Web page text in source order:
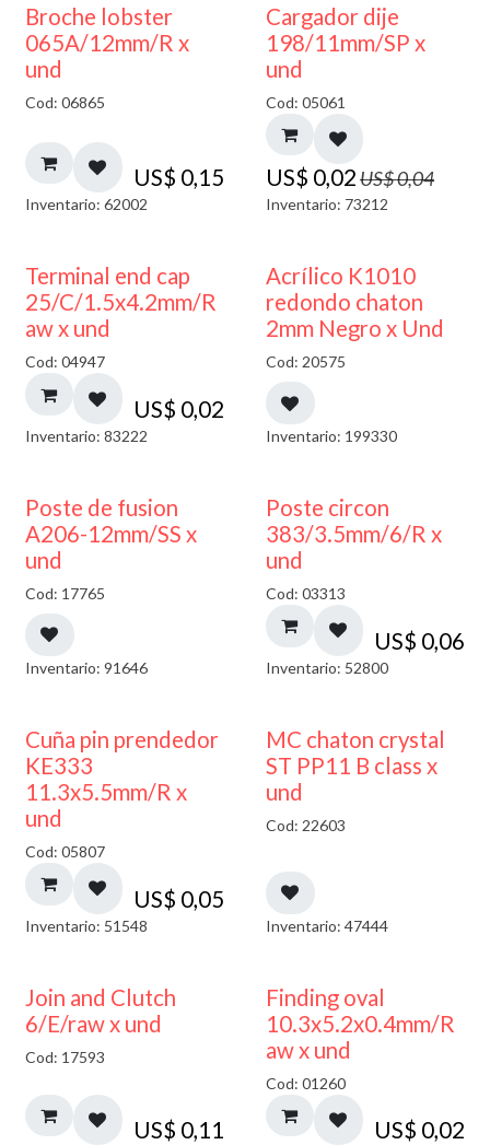
Broche lobster
065A/12mm/R x
und
Cod: 06865
US$ 0,15
Inventario: 62002
50% DESCUENTO
Cargador dije
198/11mm/SP x
und
Cod: 05061
US$ 0,02US$0,04
Inventario: 73212
Terminal end cap
25/C/1.5x4.2mm/R
aw x und
Cod: 04947
US$ 0,02
Inventario: 83222
50% DESCUENTO
Acrílico K1010
redondo chaton
2mm Negro x Und
Cod: 20575
Inventario: 199330
Poste de fusion
A206-12mm/SS x
und
Cod: 17765
Inventario: 91646
Poste circon
383/3.5mm/6/R x
und
Cod: 03313
US$ 0,06
Inventario: 52800
Cuña pin prendedor
KE333
11.3x5.5mm/R x
und
Cod: 05807
US$ 0,05
Inventario: 51548
MC chaton crystal
ST PP11 B class x
und
Cod: 22603
Inventario: 47444
Join and Clutch
6/E/raw x und
Cod: 17593
US$ 0,11
Finding oval
10.3x5.2x0.4mm/R
aw x und
Cod: 01260
US$ 0,02